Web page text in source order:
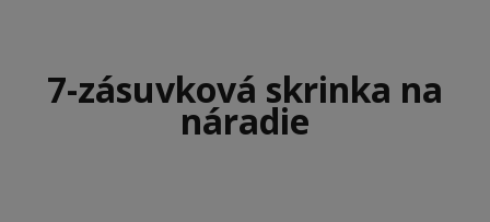
7-zásuvková skrinka na
náradie